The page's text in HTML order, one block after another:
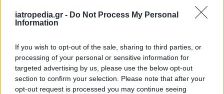
iatropedia.gr - Do Not Process My Personal
Information
If you wish to opt-out of the sale, sharing to third parties, or
processing of your personal or sensitive information for
targeted advertising by us, please use the below opt-out
section to confirm your selection. Please note that after your
opt-out request is processed you may continue seeing
πολλά δημητριακά πρωινού
γλυκά επιδόρπια
άσπρο αλεύρι
Αλκοόλ